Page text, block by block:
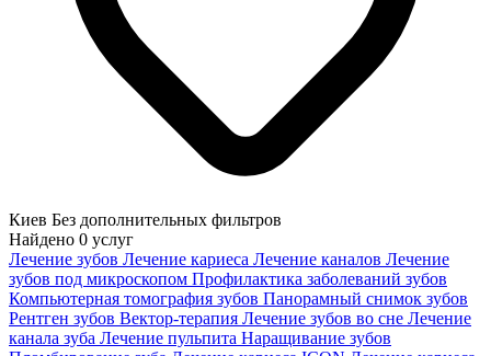
Киев Без дополнительных фильтров
Найдено 0 услуг
Лечение зубов Лечение кариеса Лечение каналов Лечение
зубов под микроскопом Профилактика заболеваний зубов
Компьютерная томография зубов Панорамный снимок зубов
Рентген зубов Вектор-терапия Лечение зубов во сне Лечение
канала зуба Лечение пульпита Наращивание зубов